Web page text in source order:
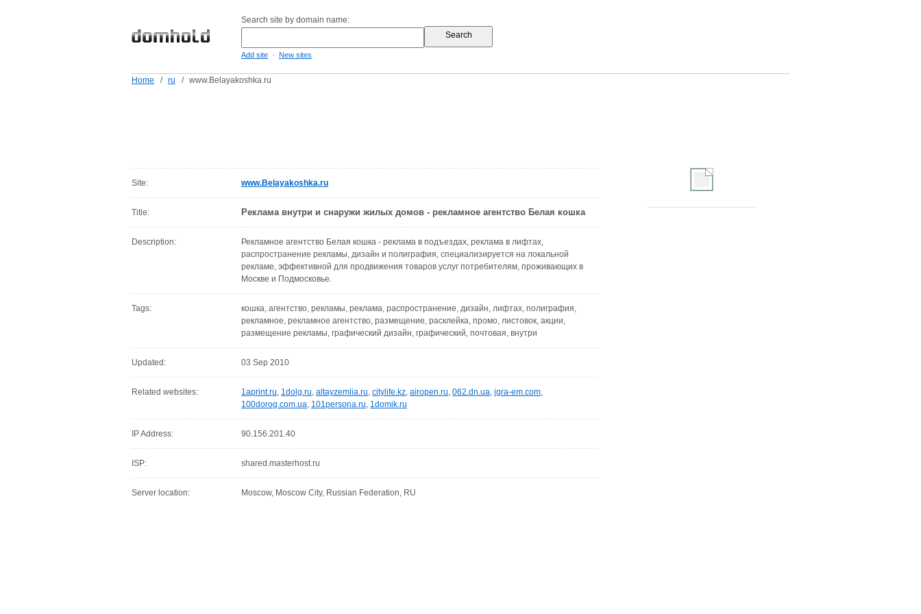
Search site by domain name:
Add site - New sites
Home / ru / www.Belayakoshka.ru
Site: www.Belayakoshka.ru
Title: Реклама внутри и снаружи жилых домов - рекламное агентство Белая кошка
Description:
Рекламное агентство Белая кошка - реклама в подъездах, реклама в лифтах,
распространение рекламы, дизайн и полиграфия, специализируется на локальной
рекламе, эффективной для продвижения товаров услуг потребителям, проживающих в
Москве и Подмосковье.
Tags:
кошка, агентство, рекламы, реклама, распространение, дизайн, лифтах, полиграфия,
рекламное, рекламное агентство, размещение, расклейка, промо, листовок, акции,
размещение рекламы, графический дизайн, графический, почтовая, внутри
Updated: 03 Sep 2010
Related websites: 1aprint.ru, 1dolg.ru, altayzemlia.ru, citylife.kz, airopen.ru, 062.dn.ua, igra-em.com,
100dorog.com.ua, 101persona.ru, 1domik.ru
IP Address: 90.156.201.40
ISP: shared.masterhost.ru
Server location: Moscow, Moscow City, Russian Federation, RU